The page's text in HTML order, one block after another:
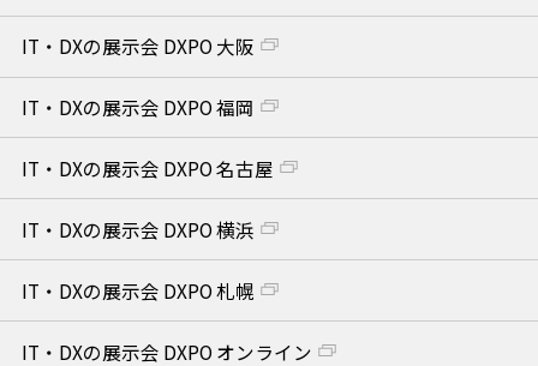
IT・DXの展示会 DXPO 大阪
IT・DXの展示会 DXPO 福岡
IT・DXの展示会 DXPO 名古屋
IT・DXの展示会 DXPO 横浜
IT・DXの展示会 DXPO 札幌
IT・DXの展示会 DXPO オンライン